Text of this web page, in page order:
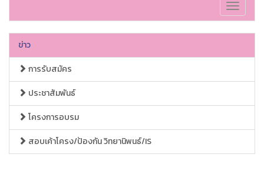
Toggle
ข่าว
การรับสมัคร
ประชาสัมพันธ์
โครงการอบรม
สอบเค้าโครง/ป้องกัน วิทยานิพนธ์/IS